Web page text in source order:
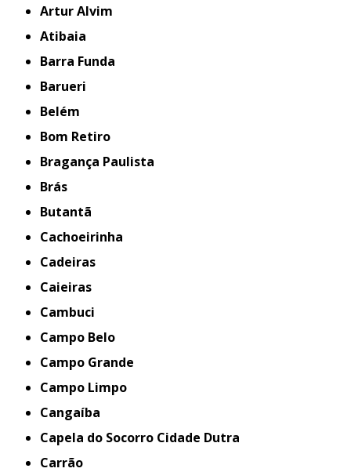
Artur Alvim
Atibaia
Barra Funda
Barueri
Belém
Bom Retiro
Bragança Paulista
Brás
Butantã
Cachoeirinha
Cadeiras
Caieiras
Cambuci
Campo Belo
Campo Grande
Campo Limpo
Cangaíba
Capela do Socorro Cidade Dutra
Carrão